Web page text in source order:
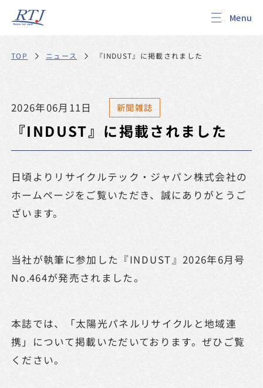
TOP ニュース 『INDUST』に掲載されました
2026年06月11日 新聞雑誌
『INDUST』に掲載されました
日頃よりリサイクルテック・ジャパン株式会社の
ホームページをご覧いただき、誠にありがとうご
ざいます。
当社が執筆に参加した『INDUST』2026年6月号
No.464が発売されました。
本誌では、「太陽光パネルリサイクルと地域連
携」について掲載いただいております。ぜひご覧
ください。